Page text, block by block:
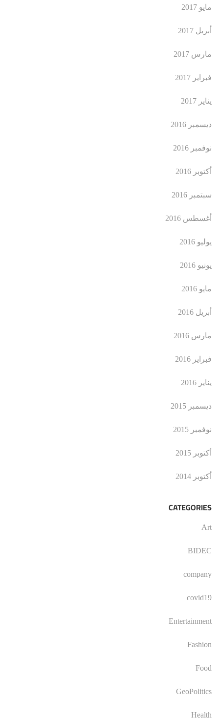
مايو 2017
أبريل 2017
مارس 2017
فبراير 2017
يناير 2017
ديسمبر 2016
نوفمبر 2016
أكتوبر 2016
سبتمبر 2016
أغسطس 2016
يوليو 2016
يونيو 2016
مايو 2016
أبريل 2016
مارس 2016
فبراير 2016
يناير 2016
ديسمبر 2015
نوفمبر 2015
أكتوبر 2015
أكتوبر 2014
CATEGORIES
Art
BIDEC
company
covid19
Entertainment
Fashion
Food
GeoPolitics
Health